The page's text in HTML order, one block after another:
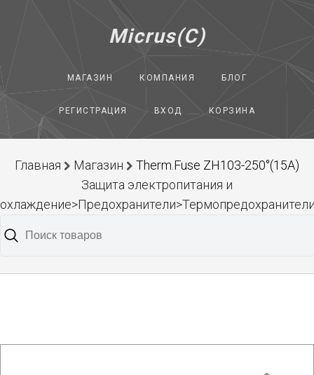
Micrus(C)
МАГАЗИН КОМПАНИЯ БЛОГ
РЕГИСТРАЦИЯ ВХОД КОРЗИНА
Главная Магазин
Therm.Fuse ZH103-250°(15A)
Защита электропитания и